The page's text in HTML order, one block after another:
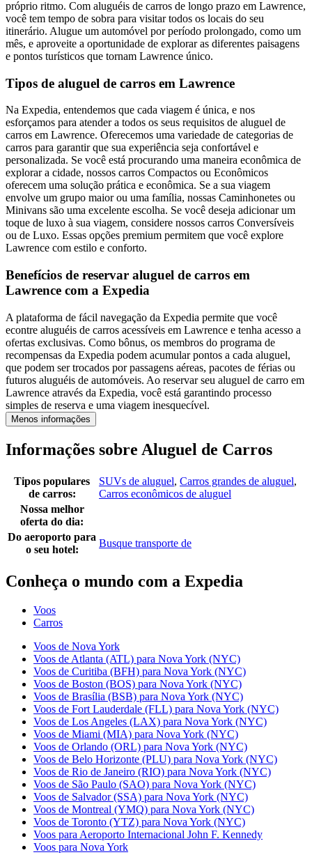
próprio ritmo. Com aluguéis de carros de longo prazo em Lawrence,
você tem tempo de sobra para visitar todos os locais do seu
itinerário. Alugue um automóvel por período prolongado, como um
mês, e aproveite a oportunidade de explorar as diferentes paisagens
e pontos turísticos que tornam Lawrence único.
Tipos de aluguel de carros em Lawrence
Na Expedia, entendemos que cada viagem é única, e nos
esforçamos para atender a todos os seus requisitos de aluguel de
carros em Lawrence. Oferecemos uma variedade de categorias de
carros para garantir que sua experiência seja confortável e
personalizada. Se você está procurando uma maneira econômica de
explorar a cidade, nossos carros Compactos ou Econômicos
oferecem uma solução prática e econômica. Se a sua viagem
envolve um grupo maior ou uma família, nossas Caminhonetes ou
Minivans são uma excelente escolha. Se você deseja adicionar um
toque de luxo à sua viagem, considere nossos carros Conversíveis
ou de Luxo. Essas opções premium permitem que você explore
Lawrence com estilo e conforto.
Benefícios de reservar aluguel de carros em
Lawrence com a Expedia
A plataforma de fácil navegação da Expedia permite que você
econtre aluguéis de carros acessíveis em Lawrence e tenha acesso a
ofertas exclusivas. Como bônus, os membros do programa de
recompensas da Expedia podem acumular pontos a cada aluguel,
que podem ser trocados por passagens aéreas, pacotes de férias ou
futuros aluguéis de automóveis. Ao reservar seu aluguel de carro em
Lawrence através da Expedia, você está garantindo processo
simples de reserva e uma viagem inesquecível.
Menos informações
Informações sobre Aluguel de Carros
Tipos populares
de carros:
SUVs de aluguel, Carros grandes de aluguel,
Carros econômicos de aluguel
Nossa melhor
oferta do dia:
Do aeroporto para
o seu hotel:
Busque transporte de
Conheça o mundo com a Expedia
Voos
Carros
Voos de Nova York
Voos de Atlanta (ATL) para Nova York (NYC)
Voos de Curitiba (BFH) para Nova York (NYC)
Voos de Boston (BOS) para Nova York (NYC)
Voos de Brasília (BSB) para Nova York (NYC)
Voos de Fort Lauderdale (FLL) para Nova York (NYC)
Voos de Los Angeles (LAX) para Nova York (NYC)
Voos de Miami (MIA) para Nova York (NYC)
Voos de Orlando (ORL) para Nova York (NYC)
Voos de Belo Horizonte (PLU) para Nova York (NYC)
Voos de Rio de Janeiro (RIO) para Nova York (NYC)
Voos de São Paulo (SAO) para Nova York (NYC)
Voos de Salvador (SSA) para Nova York (NYC)
Voos de Montreal (YMQ) para Nova York (NYC)
Voos de Toronto (YTZ) para Nova York (NYC)
Voos para Aeroporto Internacional John F. Kennedy
Voos para Nova York